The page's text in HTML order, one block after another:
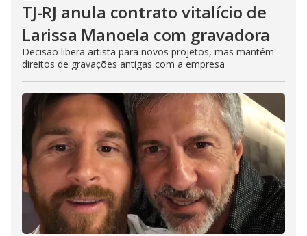
TJ-RJ anula contrato vitalício de
Larissa Manoela com gravadora
Decisão libera artista para novos projetos, mas mantém
direitos de gravações antigas com a empresa